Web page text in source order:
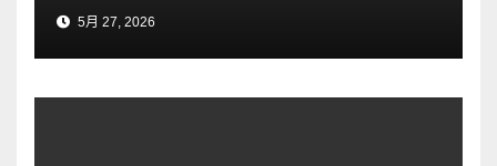
5月 27, 2026